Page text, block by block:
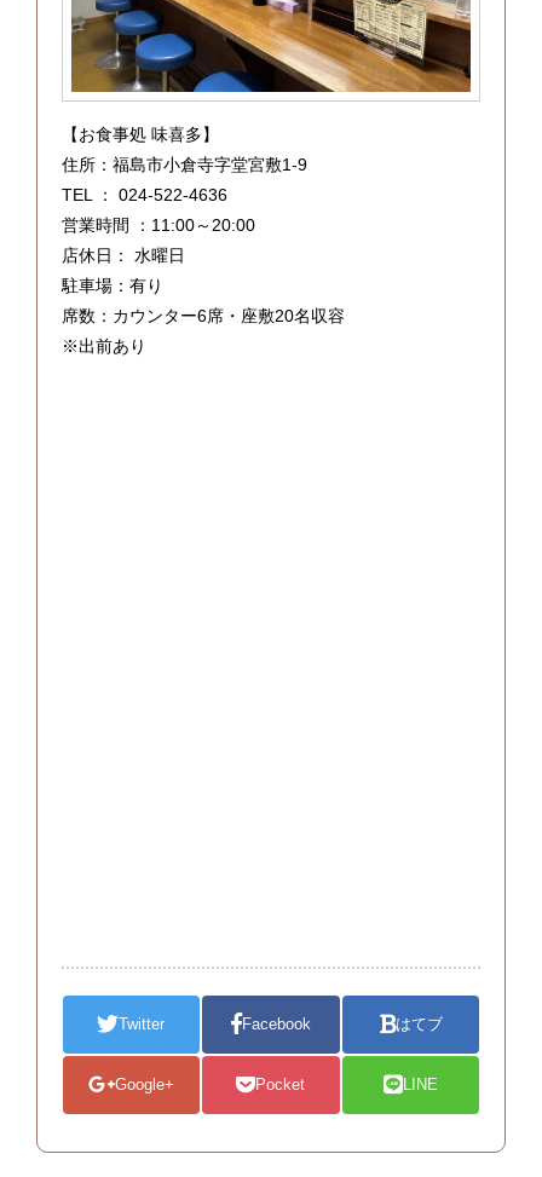
【お食事処 味喜多】
住所：福島市小倉寺字堂宮敷1-9
TEL ： 024-522-4636
営業時間 ：11:00～20:00
店休日： 水曜日
駐車場：有り
席数：カウンター6席・座敷20名収容
※出前あり
Twitter Facebook はてブ
Google+ Pocket LINE